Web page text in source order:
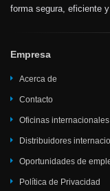
forma segura, eficiente
Empresa
Acerca de
Contacto
Oficinas internacionales
Distribuidores
Oportunidades de
Política de Privacidad